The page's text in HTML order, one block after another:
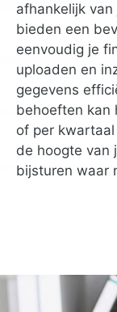
afhankelijk
bieden een
eenvoudig je
uploaden en
gegevens
behoeften kan
of per
de hoogte van
bijsturen waar